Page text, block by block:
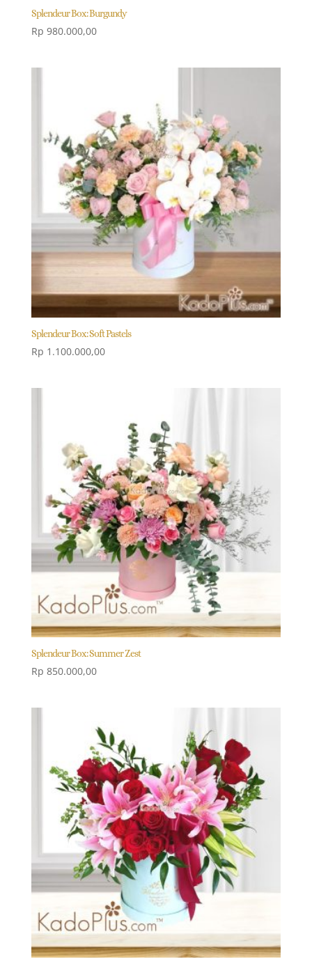
Splendeur Box: Burgundy
Rp 980.000,00
Splendeur Box: Soft Pastels
Rp 1.100.000,00
Splendeur Box: Summer Zest
Rp 850.000,00